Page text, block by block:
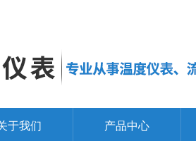
于我们 产品中心